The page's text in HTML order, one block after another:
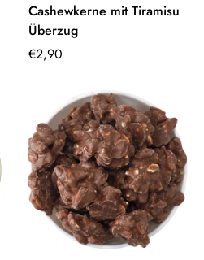
Optionen
Cashewkerne mit Tiramisu
Überzug
Regulärer
€2,90